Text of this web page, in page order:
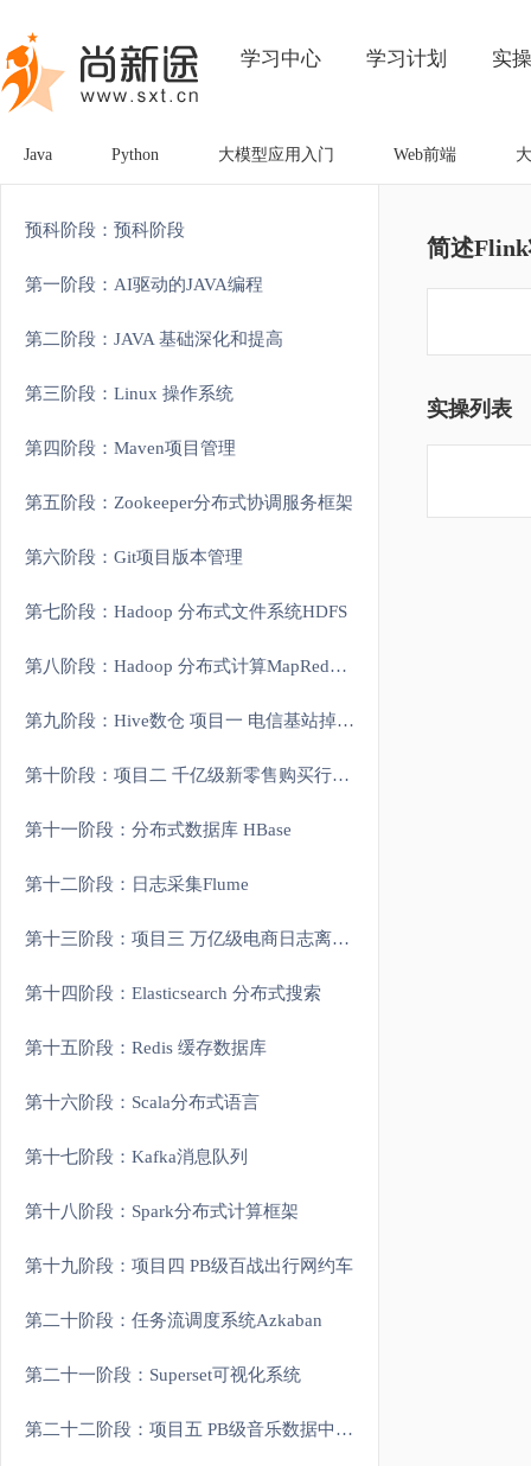
学习中心 学习计划 实操
Java Python 大模型应用入门 Web前端
预科阶段：预科阶段
第一阶段：AI驱动的JAVA编程
第二阶段：JAVA 基础深化和提高
第三阶段：Linux 操作系统
第四阶段：Maven项目管理
第五阶段：Zookeeper分布式协调服务框架
第六阶段：Git项目版本管理
第七阶段：Hadoop 分布式文件系统HDFS
第八阶段：Hadoop 分布式计算MapReduce和资源管理Yarn
第九阶段：Hive数仓 项目一 电信基站掉话率分析实战
第十阶段：项目二 千亿级新零售购买行为分析项目
第十一阶段：分布式数据库 HBase
第十二阶段：日志采集Flume
第十三阶段：项目三 万亿级电商日志离线分析系统
第十四阶段：Elasticsearch 分布式搜索
第十五阶段：Redis 缓存数据库
第十六阶段：Scala分布式语言
第十七阶段：Kafka消息队列
第十八阶段：Spark分布式计算框架
第十九阶段：项目四 PB级百战出行网约车
第二十阶段：任务流调度系统Azkaban
第二十一阶段：Superset可视化系统
第二十二阶段：项目五 PB级音乐数据中心数仓综合项目
简述
实操列表